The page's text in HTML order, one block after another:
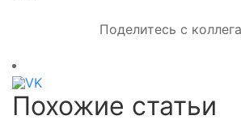
Поделитесь с
Похожие статьи